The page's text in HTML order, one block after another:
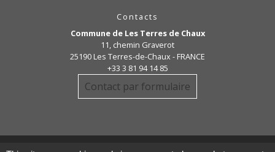
Contacts
Commune de Les Terres de Chaux
11, chemin Graverot
25190 Les Terres-de-Chaux - FRANCE
+33 3 81 94 14 85
Contact par formulaire